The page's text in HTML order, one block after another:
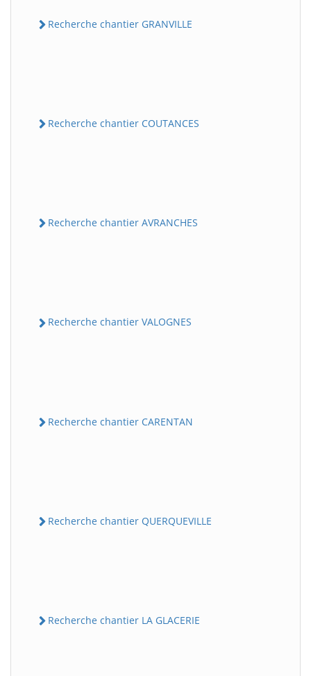
Recherche chantier GRANVILLE
Recherche chantier COUTANCES
Recherche chantier AVRANCHES
Recherche chantier VALOGNES
Recherche chantier CARENTAN
Recherche chantier QUERQUEVILLE
Recherche chantier LA GLACERIE